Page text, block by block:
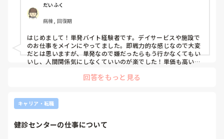
だいふく
病棟, 回復期
はじめまして！単発バイト経験者です。デイサービスや施設で
のお仕事をメインにやってました。即戦力的な感じなので大変
だとは思いますが、単発なので嫌だったらもう行かなくてもい
いし、人間関係気にしなくていいのが楽でした！単価も高いで
にちに空きがあるか分からないのでそこは難点ですかね。
回答をもっと見る
キャリア・転職
健診センターの仕事について